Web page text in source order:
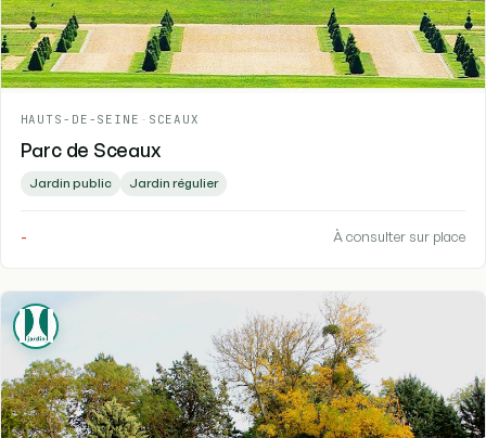
HAUTS-DE-SEINE - SCEAUX
Parc de Sceaux
Jardin public Jardin régulier
- À consulter sur place